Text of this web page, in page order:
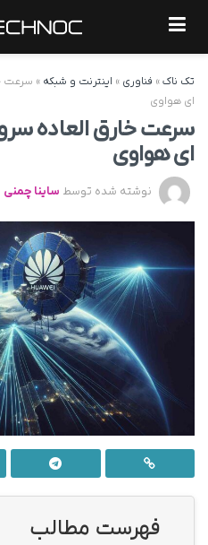
تک ناک» فناوری » اینترنت و شبکه » سرعت
ای هواوی
سرعت خارق العاده
ای هواوی
نوشته شده توسط ساینا چمنی
فهرست مطالب